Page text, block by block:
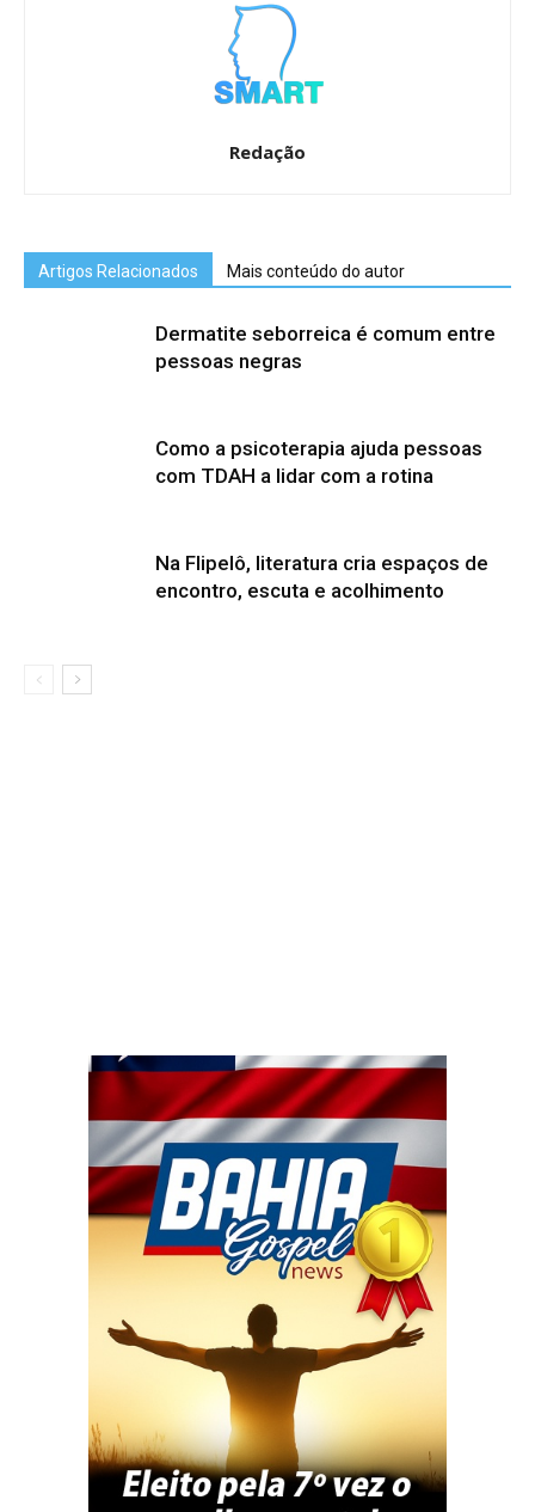
Redação
Artigos Relacionados Mais conteúdo do autor
Dermatite seborreica é comum entre
pessoas negras
Como a psicoterapia ajuda pessoas
com TDAH a lidar com a rotina
Na Flipelô, literatura cria espaços de
encontro, escuta e acolhimento